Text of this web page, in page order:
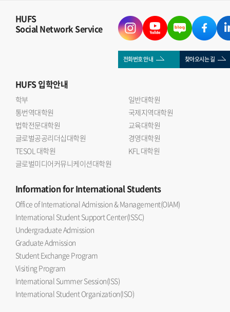
HUFS
Social Network Service
전화번호 안내 찾아오시는 길
HUFS입학안내
학부
일반대학원
통번역대학원
국제지역대학원
법학전문대학원
교육대학원
글로벌공공리더십대학원
경영대학원
TESOL 대학원
KFL 대학원
글로벌미디어커뮤니케이션대학원
Informationfor International Students
Office of International Admission & Management(OIAM)
International Student Support Center(ISSC)
Undergraduate Admission
Graduate Admission
Student Exchange Program
Visiting Program
International Summer Session(ISS)
International Student Organization(ISO)